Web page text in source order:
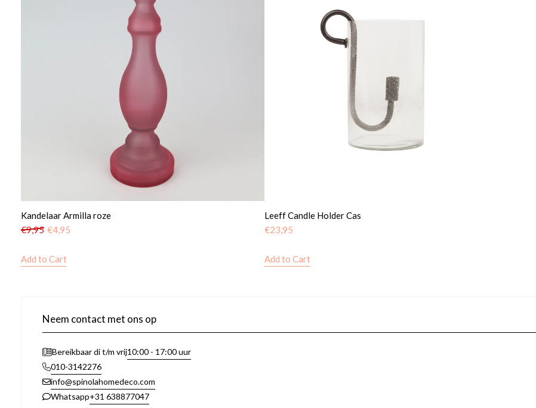
Kandelaar Armilla roze
€9,95 €4,95
Add to Cart
Leeff Candle Holder Cas
€23,95
Add to Cart
Neem contact met ons op
Bereikbaar di t/m vrij10:00 - 17:00 uur
010-3142276
info@spinolahomedeco.com
Whatsapp+31 638877047